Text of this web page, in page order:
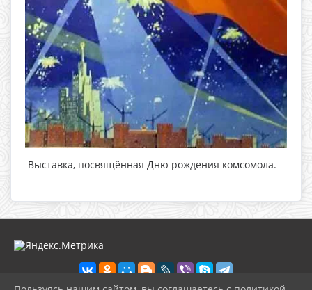
Выставка, посвящённая Дню рождения комсомола.